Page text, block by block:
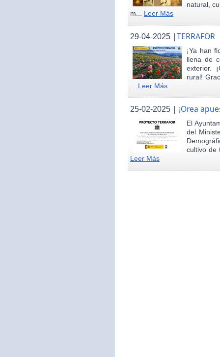
natural,
m... Leer Más
29-04-2025 |TERRAFOR
¡Ya han
llena de
exterior.
rural!
... Leer Más
25-02-2025 | ¡Orea
El
del
cultivo de
Leer Más